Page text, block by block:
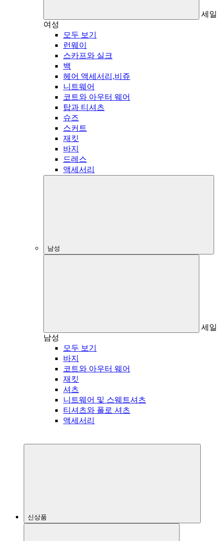
세일
여성
모두 보기
런웨이
스카프와 실크
백
헤어 액세서리,비쥬
니트웨어
코트와 아우터 웨어
탑과 티셔츠
슈즈
스커트
재킷
바지
드레스
액세서리
남성
세일
남성
모두 보기
바지
코트와 아우터 웨어
재킷
셔츠
니트웨어 및 스웨트셔츠
티셔츠와 폴로 셔츠
액세서리
신상품